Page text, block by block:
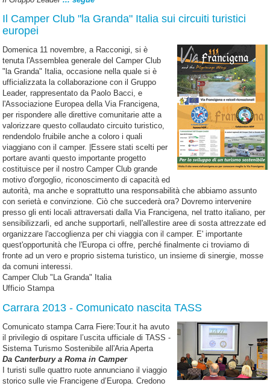
Il Camper Club "la Granda" Italia sui circuiti turistici
europei
Domenica 11 novembre, a Racconigi, si è
tenuta l'Assemblea generale del Camper Club
"la Granda" Italia, occasione nella quale si è
ufficializzata la collaborazione con il Gruppo
Leader, rappresentato da Paolo Bacci, e
l'Associazione Europea della Via Francigena,
per rispondere alle direttive comunitarie atte a
valorizzare questo collaudato circuito turistico,
rendendolo fruibile anche a coloro i quali
viaggiano con il camper. |Essere stati scelti per
portare avanti questo importante progetto
costituisce per il nostro Camper Club grande
motivo d'orgoglio, riconoscimento di capacità ed
autorità, ma anche e soprattutto una responsabilità che abbiamo assunto
con serietà e convinzione. Ciò che succederà ora? Dovremo intervenire
presso gli enti locali attraversati dalla Via Francigena, nel tratto italiano, per
sensibilizzarli, ed anche supportarli, nell'allestire aree di sosta attrezzate ed
organizzare l'accoglienza per chi viaggia con il camper. E' importante
quest'opportunità che l'Europa ci offre, perché finalmente ci troviamo di
fronte ad un vero e proprio sistema turistico, un insieme di sinergie, mosse
da comuni interessi.
Camper Club "La Granda" Italia
Ufficio Stampa
Carrara 2013 - Comunicato nascita TASS
Comunicato stampa Carra Fiere:Tour.it ha avuto
il privilegio di ospitare l’uscita ufficiale di TASS -
Sistema Turismo Sostenibile all'Aria Aperta
Da Canterbury a Roma in Camper
I turisti sulle quattro ruote annunciano il viaggio
storico sulle vie Francigene d’Europa. Credono